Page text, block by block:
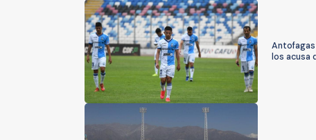
los acusa